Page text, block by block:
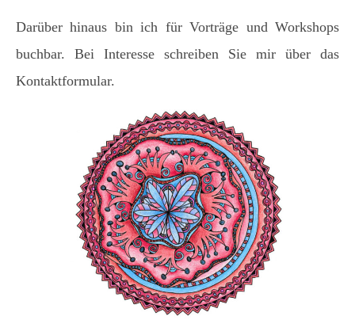
Darüber hinaus bin ich für Vorträge und Workshops
buchbar. Bei Interesse schreiben Sie mir über das
Kontaktformular.